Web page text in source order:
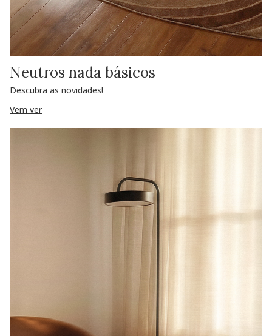
Neutros nada básicos
Descubra as novidades!
Vem ver